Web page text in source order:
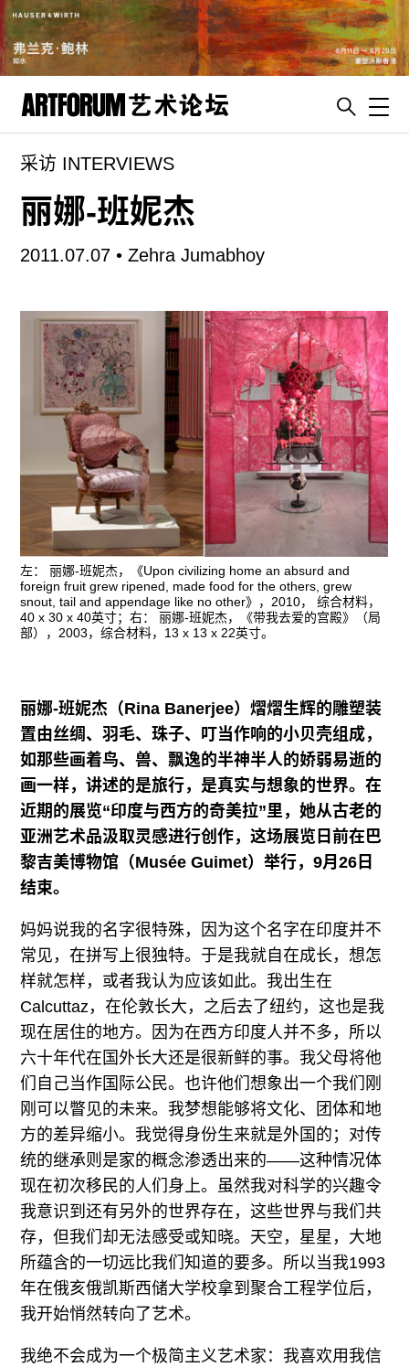
artguide
新闻
展评
杂志
视频
ENGLISH
ART & EDUCATION
往期内容
联系我们
关注我们
采访 INTERVIEWS
丽娜-班妮杰
2011.07.07 •Zehra Jumabhoy
左： 丽娜-班妮杰，《Upon civilizing home an absurd and
foreign fruit grew ripened, made food for the others, grew
snout, tail and appendage like no other》，2010， 综合材料，
40 x 30 x 40英寸；右： 丽娜-班妮杰，《带我去爱的宫殿》（局
部），2003，综合材料，13 x 13 x 22英寸。
丽娜-班妮杰（Rina Banerjee）熠熠生辉的雕塑装
置由丝绸、羽毛、珠子、叮当作响的小贝壳组成，
如那些画着鸟、兽、飘逸的半神半人的娇弱易逝的
画一样，讲述的是旅行，是真实与想象的世界。在
近期的展览“印度与西方的奇美拉”里，她从古老的
亚洲艺术品汲取灵感进行创作，这场展览日前在巴
黎吉美博物馆（Musée Guimet）举行，9月26日
结束。
妈妈说我的名字很特殊，因为这个名字在印度并不
常见，在拼写上很独特。于是我就自在成长，想怎
样就怎样，或者我认为应该如此。我出生在
Calcuttaz，在伦敦长大，之后去了纽约，这也是我
现在居住的地方。因为在西方印度人并不多，所以
六十年代在国外长大还是很新鲜的事。我父母将他
们自己当作国际公民。也许他们想象出一个我们刚
刚可以瞥见的未来。我梦想能够将文化、团体和地
方的差异缩小。我觉得身份生来就是外国的；对传
统的继承则是家的概念渗透出来的——这种情况体
现在初次移民的人们身上。虽然我对科学的兴趣令
我意识到还有另外的世界存在，这些世界与我们共
存，但我们却无法感受或知晓。天空，星星，大地
所蕴含的一切远比我们知道的要多。所以当我1993
年在俄亥俄凯斯西储大学校拿到聚合工程学位后，
我开始悄然转向了艺术。
我绝不会成为一个极简主义艺术家：我喜欢用我信